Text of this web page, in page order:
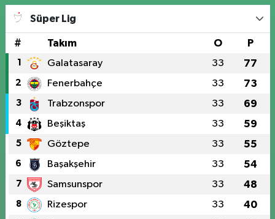
Süper Lig
# Takım O P
1 Galatasaray 33 77
2 Fenerbahçe 33 73
3 Trabzonspor 33 69
4 Beşiktaş 33 59
5 Göztepe 33 55
6 Başakşehir 33 54
7 Samsunspor 33 48
8 Rizespor 33 40